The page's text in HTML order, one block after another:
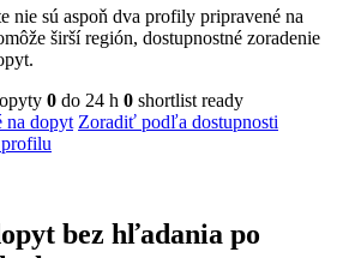
nie sú aspoň dva profily pripravené na
širší región, dostupnostné zoradenie
0 do 24 h 0 shortlist ready
na dopyt Zoradiť podľa dostupnosti
bez hľadania po